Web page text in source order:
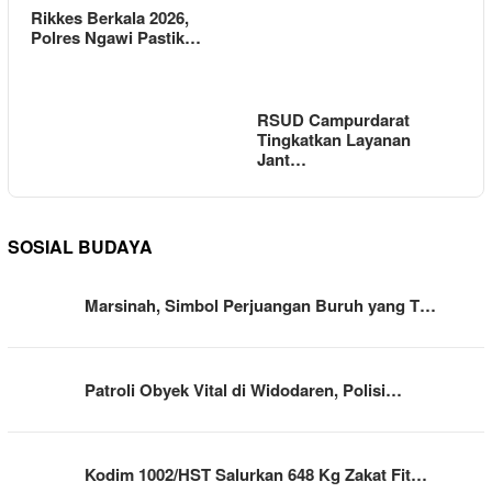
Rikkes Berkala 2026,
Polres Ngawi Pastik…
RSUD Campurdarat
Tingkatkan Layanan
Jant…
SOSIAL BUDAYA
Marsinah, Simbol Perjuangan Buruh yang T…
Patroli Obyek Vital di Widodaren, Polisi…
Kodim 1002/HST Salurkan 648 Kg Zakat Fit…